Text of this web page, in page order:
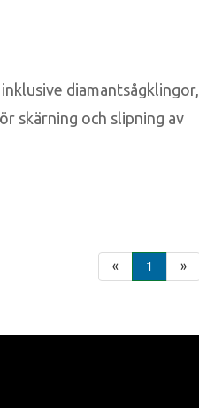
diamantsågklingor,
skärning och slipning av
« 1 »